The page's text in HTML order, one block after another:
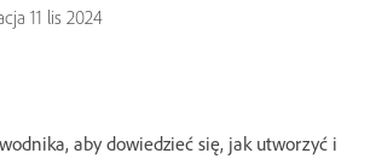
11 lis 2024
aby dowiedzieć się, jak utworzyć i